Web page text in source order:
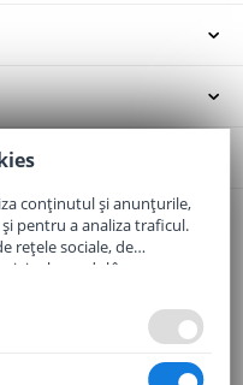
Bihor
conținutul și anunțurile,
pentru a analiza traficul.
rețele sociale, de
la modul în care
cu alte informații